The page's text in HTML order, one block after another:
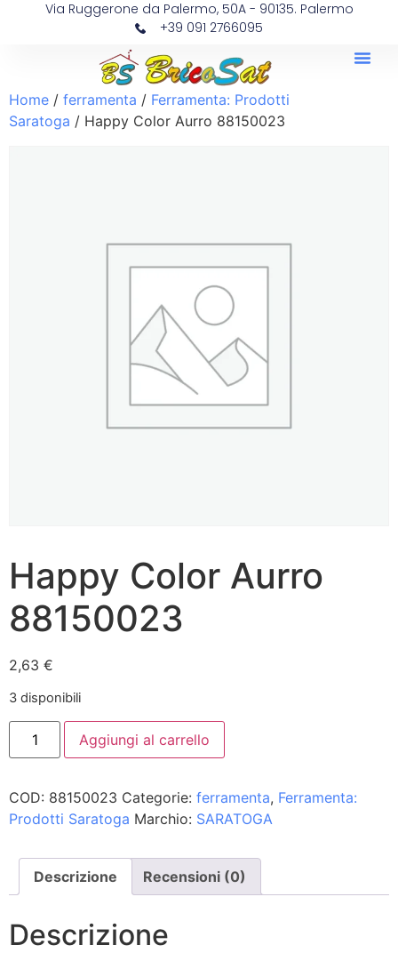
Via Ruggerone da Palermo, 50A - 90135. Palermo
+39 091 2766095
Home / ferramenta / Ferramenta: Prodotti
Saratoga / Happy Color Aurro 88150023
Happy Color Aurro
88150023
2,63 €
3 disponibili
Aggiungi al carrello
COD: 88150023 Categorie: ferramenta, Ferramenta:
Prodotti Saratoga Marchio: SARATOGA
Descrizione Recensioni (0)
Descrizione